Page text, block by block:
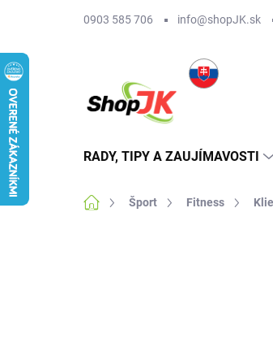
0903 585 706 info@shopJK.sk
RADY, TIPY A ZAUJÍMAVOSTI
DomovŠport Fitness